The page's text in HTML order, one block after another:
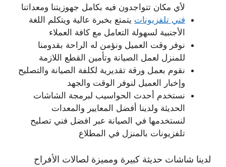
لأي مكان تتواجدون فيه بكامل جهوزيتنا ومعداتنا
فني تلفزيونات يتمتع بخبرة عالية ويتكلم اللغة
الأجنبية لسهولة التعامل مع كافة العملاء
نوفر وقت العميل ونؤمن له الراحة بقدومنا
للمنزل لعمل الصيانة وتأمين القطع اللازمة
نقوم بعمل ورقة تقديرية لكلفة الصيانة والتصليح
وإخبار العميل لنوفر الوقت والجهد
نستخدم أحدث الحواسيب لبرمجة الشاشات
الحديثة ولدينا أفضل المعايير والمعدات
لنستخدمها في الصيانة عبر افضل فني تصليح
تلفزيونات بالمنزل في المطلاع
لدينا شاشات حديثة كبيرة ومميزة لصالات الأفراح